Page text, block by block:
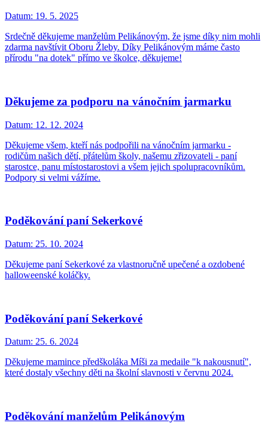
Datum: 19. 5. 2025
Srdečně děkujeme manželům Pelikánovým, že jsme díky nim mohli
zdarma navštívit Oboru Žleby. Díky Pelikánovým máme často
přírodu "na dotek" přímo ve školce, děkujeme!
Děkujeme za podporu na vánočním jarmarku
Datum: 12. 12. 2024
Děkujeme všem, kteří nás podpořili na vánočním jarmarku -
rodičům našich dětí, přátelům školy, našemu zřizovateli - paní
starostce, panu místostarostovi a všem jejich spolupracovníkům.
Podpory si velmi vážíme.
Poděkování paní Sekerkové
Datum: 25. 10. 2024
Děkujeme paní Sekerkové za vlastnoručně upečené a ozdobené
halloweenské koláčky.
Poděkování paní Sekerkové
Datum: 25. 6. 2024
Děkujeme mamince předškoláka Míši za medaile "k nakousnutí",
které dostaly všechny děti na školní slavnosti v červnu 2024.
Poděkování manželům Pelikánovým